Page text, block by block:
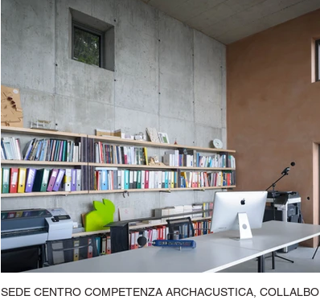
SEDE CENTRO COMPETENZA ARCHACUSTICA, COLLALBO